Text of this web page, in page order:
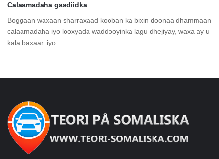
Calaamadaha gaadiidka
Boggaan waxaan sharraxaad kooban ka bixin doonaa dhammaan
calaamadaha iyo looxyada waddooyinka lagu dhejiyay, waxa ay u
kala baxaan iyo…